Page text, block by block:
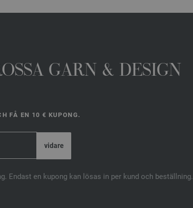
GARN & DESIGN
FÅ EN 10 € KUPONG.
Endast en kupong kan lösas in per kund och beställning.